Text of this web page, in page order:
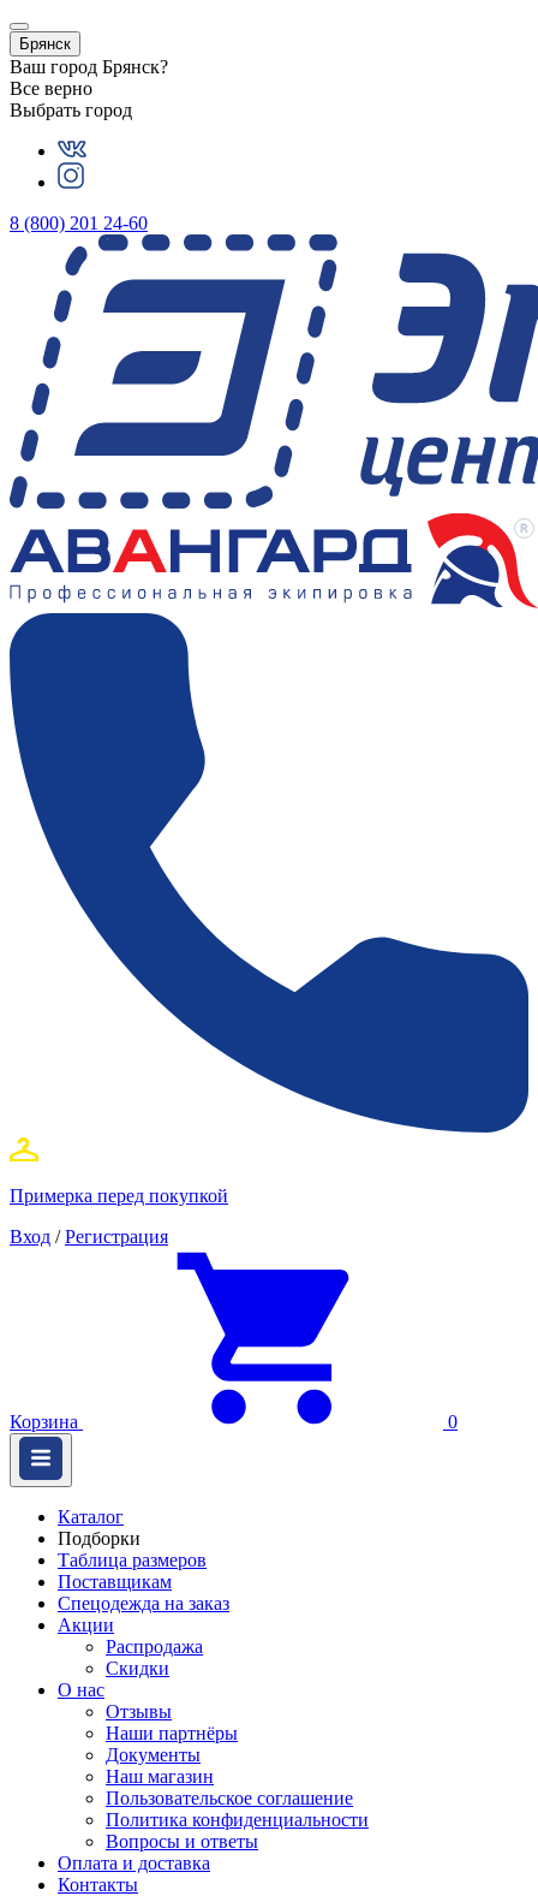
Брянск
Ваш город Брянск?
Все верно
Выбрать город
8 (800) 201 24-60
Примерка перед покупкой
Вход / Регистрация
Корзина 0
Каталог
Подборки
Таблица размеров
Поставщикам
Спецодежда на заказ
Акции
Распродажа
Скидки
О нас
Отзывы
Наши партнёры
Документы
Наш магазин
Пользовательское соглашение
Политика конфиденциальности
Вопросы и ответы
Оплата и доставка
Контакты